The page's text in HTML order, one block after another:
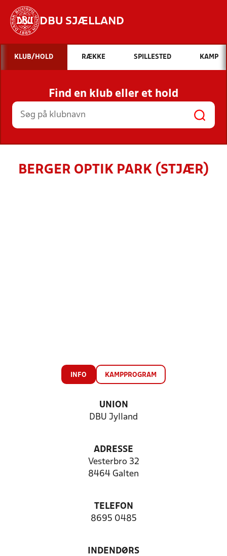
DBU SJÆLLAND
Hvad vil du søge efter?
INDHOLD OG NYHEDER
STILLINGER, RESULTATER, KLUBBER OG
HOLD
KLUB/HOLD RÆKKE SPILLESTED KAMP
Find en klub eller et hold
BERGER OPTIK PARK (STJÆR)
INFO KAMPPROGRAM
UNION
DBU Jylland
ADRESSE
Vesterbro 32
8464 Galten
TELEFON
8695 0485
INDENDØRS